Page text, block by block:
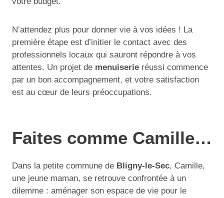
N’attendez plus pour donner vie à vos idées ! La
première étape est d’initier le contact avec des
professionnels locaux qui sauront répondre à vos
attentes. Un projet de menuiserie réussi commence
par un bon accompagnement, et votre satisfaction
est au cœur de leurs préoccupations.
Faites comme Camille…
Dans la petite commune de Bligny-le-Sec, Camille,
une jeune maman, se retrouve confrontée à un
dilemme : aménager son espace de vie pour le